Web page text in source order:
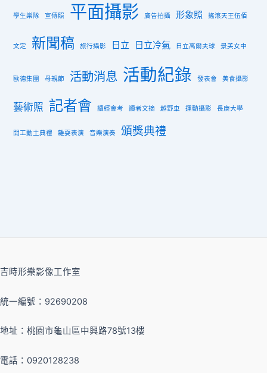
學生樂隊 宣傳照 平面攝影 廣告拍攝 形象照 搖滾天王伍佰
文定 新聞稿 旅行攝影 日立 日立冷氣 日立高爾夫球 景美女中
歐德集團 母親節 活動消息 活動紀錄 發表會 美食攝影
藝術照 記者會 讀經會考 讀者文摘 越野車 運動攝影 長庚大學
開工動土典禮 雜耍表演 音樂演奏 頒獎典禮
吉時形樂影像工作室
統一編號：92690208
地址：桃園市龜山區中興路78號13樓
電話：0920128238